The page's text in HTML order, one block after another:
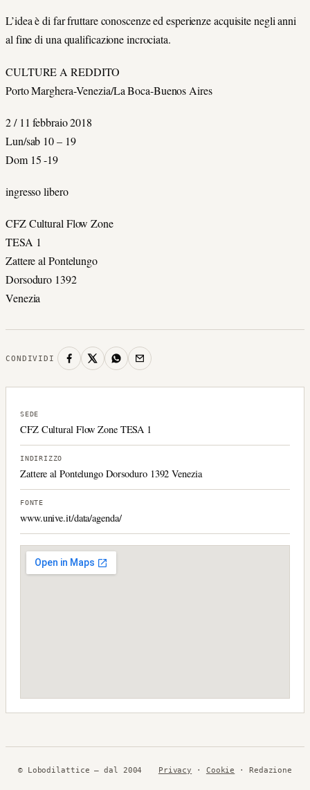
L’idea è di far fruttare conoscenze ed esperienze acquisite negli anni
al fine di una qualificazione incrociata.
CULTURE A REDDITO
Porto Marghera-Venezia/La Boca-Buenos Aires
2 / 11 febbraio 2018
Lun/sab 10 – 19
Dom 15 -19
ingresso libero
CFZ Cultural Flow Zone
TESA 1
Zattere al Pontelungo
Dorsoduro 1392
Venezia
CONDIVIDI
SEDE
CFZ Cultural Flow Zone TESA 1
INDIRIZZO
Zattere al Pontelungo Dorsoduro 1392 Venezia
FONTE
www.unive.it/data/agenda/
© Lobodilattice — dal 2004 Privacy · Cookie · Redazione